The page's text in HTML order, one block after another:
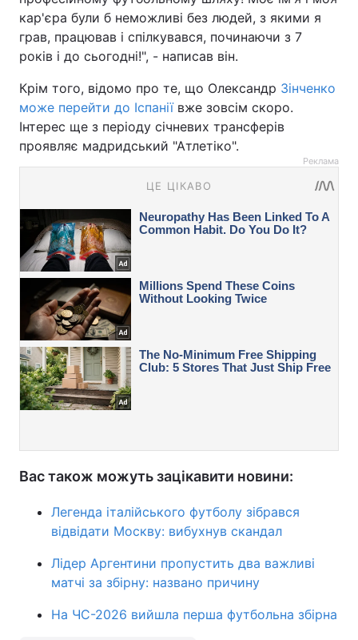
кар'єра були б неможливі без людей, з якими я
грав, працював і спілкувався, починаючи з 7
років і до сьогодні!", - написав він.
Крім того, відомо про те, що Олександр Зінченко
може перейти до Іспаніївже зовсім скоро.
Інтерес ще з періоду січневих трансферів
проявляє мадридський "Атлетіко".
Реклама
Вас також можуть зацікавити новини:
Легенда італійського футболу зібрався
відвідати Москву: вибухнув скандал
Лідер Аргентини пропустить два важливі
матчі за збірну: названо причину
На ЧС-2026 вийшла перша футбольна збірна